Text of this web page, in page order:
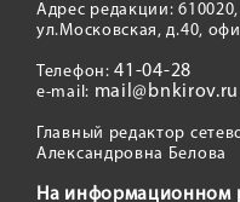
Адрес редакции:
ул.Московская, д.40,
Телефон:41-04-28
e-mail: mail@bnkirov.ru
Главный редактор
Александровна Белова
На информационном